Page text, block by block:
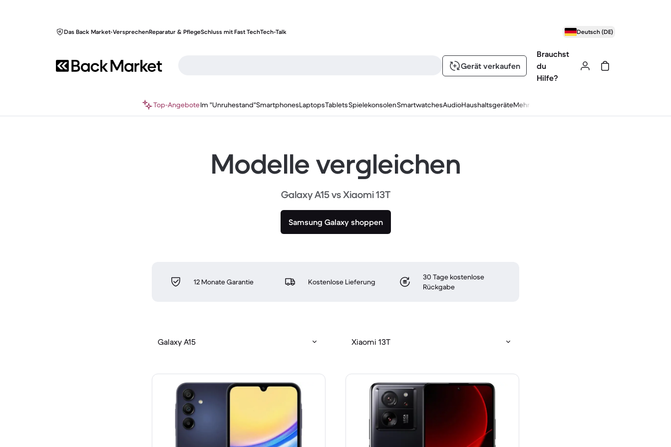
Das Back Market-VersprechenReparatur & PflegeSchluss mit Fast TechTech-Talk Deutsch (DE)
Gerät verkaufen
Brauchst
du
Hilfe?
Top-AngeboteIm "Unruhestand"SmartphonesLaptopsTabletsSpielekonsolenSmartwatchesAudioHaushaltsgeräteMehr
Modelle vergleichen
Galaxy A15 vs Xiaomi 13T
Samsung Galaxy shoppen
12 Monate Garantie Kostenlose Lieferung
30 Tage kostenlose
Rückgabe
Galaxy A15 Xiaomi 13T